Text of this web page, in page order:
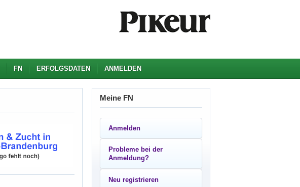
FN ERFOLGSDATEN ANMELDEN
Meine FN
Anmelden
Probleme bei der
Anmeldung?
Neu registrieren